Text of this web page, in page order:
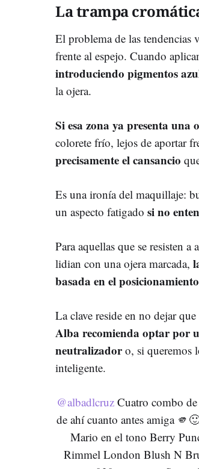
La trampa
El problema de las tendencias
frente al espejo. Cuando
introduciendo pigmentos
la ojera.
Si esa zona ya presenta
colorete frío, lejos de aportar
precisamente el cansancio
Es una ironía del maquillaje:
un aspecto fatigado si no
Para aquellas que se resisten
lidian con una ojera marcada,
basada en el posicionamiento
La clave reside en no dejar
Alba recomienda optar por
neutralizadoro, si queremos
inteligente.
@albadlcruz Cuatro combo
de ahí cuanto antes amiga
Mario en el tono Berry
Rimmel London Blush N